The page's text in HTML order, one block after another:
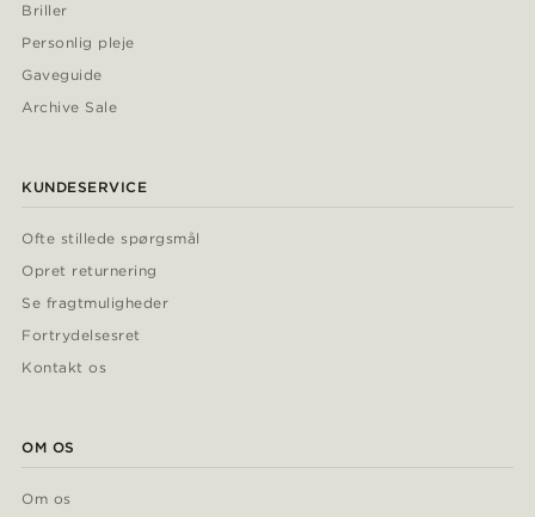
Briller
Personlig pleje
Gaveguide
Archive Sale
KUNDESERVICE
Ofte stillede spørgsmål
Opret returnering
Se fragtmuligheder
Fortrydelsesret
Kontakt os
OM OS
Om os